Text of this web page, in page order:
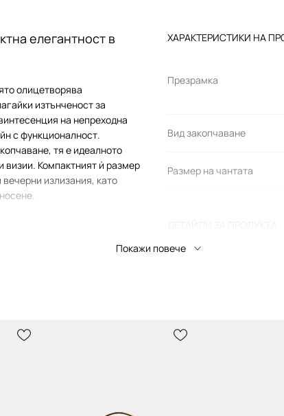
елегантност в
олицетворява
изтънченост за
на непреходна
с функционалност.
тя е идеалното
Компактният ѝ размер
излизания, като
ХАРАКТЕРИСТИКИ НА
Презрамка
Вид закопчаване
Размер на чантата
Покажи повече